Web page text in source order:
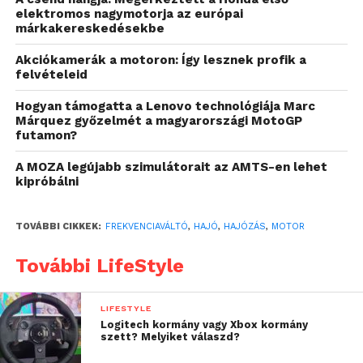
rendszere mennyire összetett? Az új technológiai
megoldások, például a frekvenciaváltók, jelentősen
hozzájárulnak a hajók teljesítményének javításához.
Miért játszanak ezek az eszközök alapvető szerepet?
Először is, lehetővé teszik a motor fordulatszámának
könnyebb szabályozását, ami javítja az üzemanyag-
hatékonyságot és csökkenti az energiafogyasztást.
Ezek a frekvenciaváltók emellett a motor
hozzájárulnak. Az eszközök segítenek csökkenteni
áramlökések. Ez pedig a hajó elektromos
rendszerének biztonságát növeli, miközben a
karbantartási igényeket is csökkenti.
Fenntarthatóság és
elektromos nagymotorja az európai
márkakereskedésekbe
Akciókamerák a motoron: Így lesznek profik a
felvételeid
Hogyan támogatta a Lenovo technológiája Marc
Márquez győzelmét a magyarországi MotoGP
futamon?
A MOZA legújabb szimulátorait az AMTS-en lehet
kipróbálni
TOVÁBBI CIKKEK: FREKVENCIAVÁLTÓ, HAJÓ, HAJÓZÁS, MOTOR
További LifeStyle
LIFESTYLE
Logitech kormány vagy Xbox kormány
szett? Melyiket válaszd?